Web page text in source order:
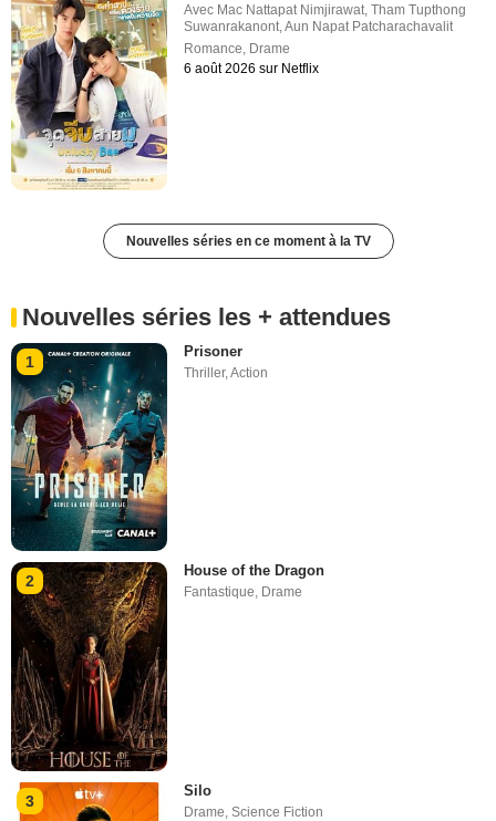
Avec Mac Nattapat Nimjirawat ,Tham Tupthong
Suwanrakanont ,Aun Napat Patcharachavalit
Romance Drame
6 août 2026 sur Netflix
Nouvelles séries en ce moment à la TV
Nouvelles séries les + attendues
1
Prisoner
Thriller,Action
2
House of the Dragon
Fantastique, Drame
3
Silo
Drame ,Science Fiction